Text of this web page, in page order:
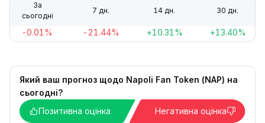
За
сьогодні
7 дн. 14 дн. 30 дн.
-0.01% -21.44% +10.31% +13.40%
Який ваш прогноз щодо Napoli Fan Token (NAP) на
сьогодні?
Позитивна оцінка
Негативна оцінка